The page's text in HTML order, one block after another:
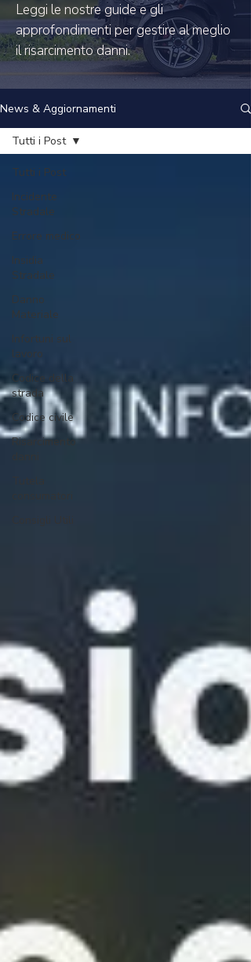
Leggi le nostre guide e gli
approfondimenti per gestire al meglio
il risarcimento danni.
News & Aggiornamenti
Tutti i Post
Incidente
Stradale
Errore medico
Insidia
Stradale
Danno
Materiale
Infortuni sul
lavoro
Codice della
strada
Codice civile
Risarcimento
Tutti i Post